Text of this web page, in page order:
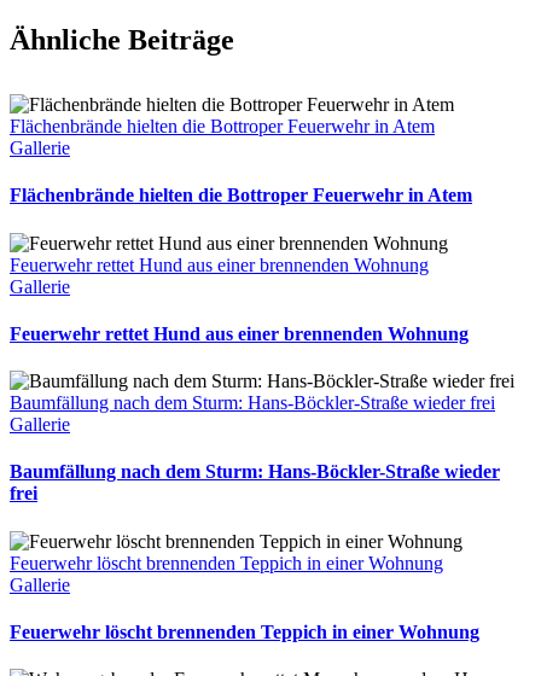
Facebook
X
WhatsApp
Pinterest
E-
Mail
Ähnliche Beiträge
Flächenbrände hielten die Bottroper Feuerwehr in Atem
Gallerie
Flächenbrände hielten die Bottroper Feuerwehr in Atem
Feuerwehr rettet Hund aus einer brennenden Wohnung
Gallerie
Feuerwehr rettet Hund aus einer brennenden Wohnung
Baumfällung nach dem Sturm: Hans-Böckler-Straße wieder frei
Gallerie
Baumfällung nach dem Sturm: Hans-Böckler-Straße wieder
frei
Feuerwehr löscht brennenden Teppich in einer Wohnung
Gallerie
Feuerwehr löscht brennenden Teppich in einer Wohnung